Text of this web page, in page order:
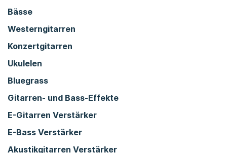
Bässe
Westerngitarren
Konzertgitarren
Ukulelen
Bluegrass
Gitarren- und Bass-Effekte
E-Gitarren Verstärker
E-Bass Verstärker
Akustikgitarren Verstärker